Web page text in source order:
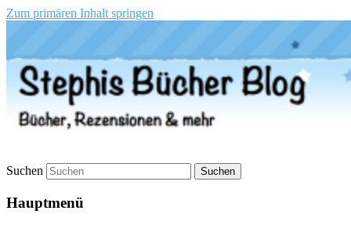
Zum primären Inhalt springen
Stephis Bücher Blog
Suchen
Hauptmenü